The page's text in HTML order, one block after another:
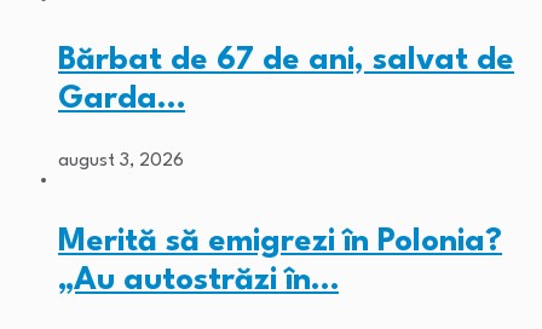
Bărbat de 67 de ani, salvat de
Garda…
august 3, 2026
Merită să emigrezi în Polonia?
„Au autostrăzi în…